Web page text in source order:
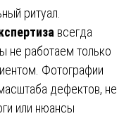
ритуал.
всегда
не работаем только
Фотографии
дефектов, не
или нюансы